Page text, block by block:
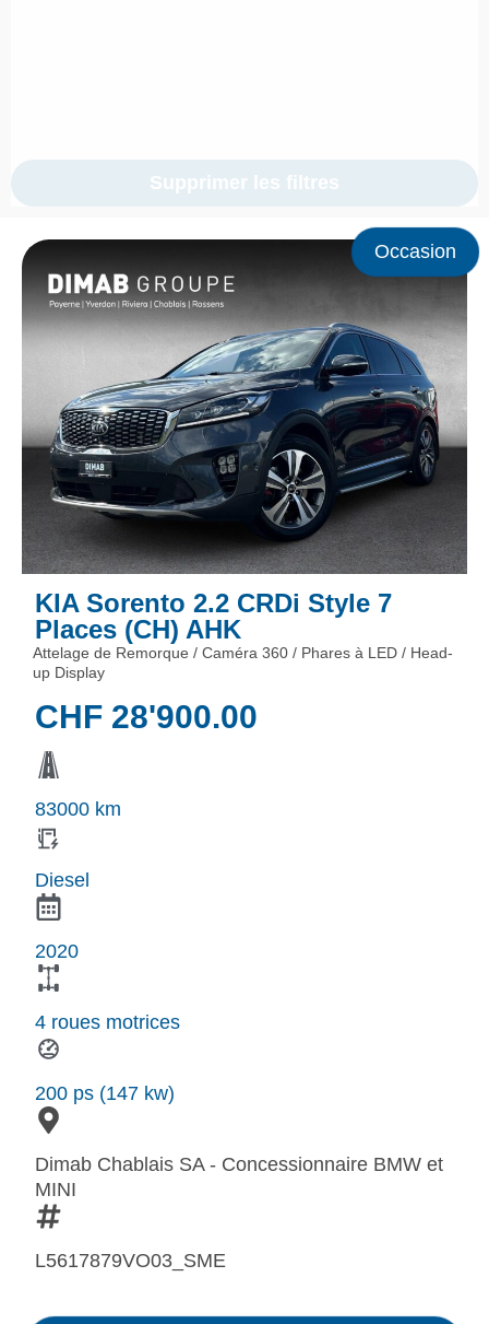
Supprimer les filtres
Occasion
KIA Sorento 2.2 CRDi Style 7
Places (CH) AHK
Attelage de Remorque / Caméra 360 / Phares à LED / Head-
up Display
CHF 28'900.00
83000 km
Diesel
2020
4 roues motrices
200 ps (147 kw)
Dimab Chablais SA - Concessionnaire BMW et
MINI
L5617879VO03_SME